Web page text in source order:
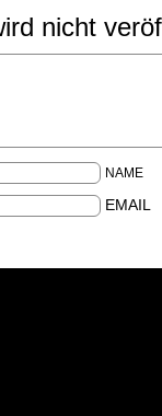
nicht
NAME
EMAIL